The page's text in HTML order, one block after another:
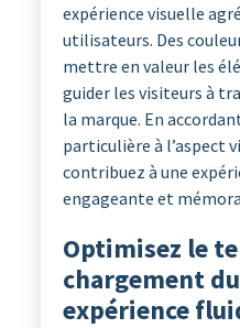
expérience visuelle
utilisateurs. Des
mettre en valeur les
guider les visiteurs à
la marque. En
particulière à l’aspect
contribuez à une
engageante et
Optimisez le
chargement
expérience